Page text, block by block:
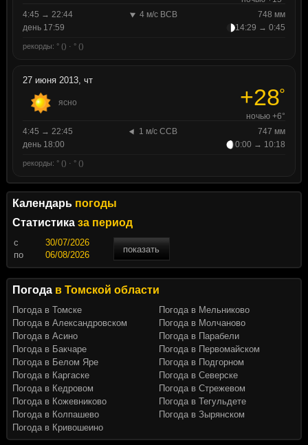
4:45 → 22:44
4 м/с ВСВ
748 мм
день 17:59
14:29 → 0:45
рекорды: ° () · ° ()
27 июня 2013, чт
ясно +28°
ночью +6°
4:45 → 22:45
1 м/с ССВ
747 мм
день 18:00
0:00 → 10:18
рекорды: ° () · ° ()
Календарь погоды
Статистика за период
c
показать
по
Погода в Томской области
Погода в Томске
Погода в Александровском
Погода в Асино
Погода в Бакчаре
Погода в Белом Яре
Погода в Каргаске
Погода в Кедровом
Погода в Кожевниково
Погода в Колпашево
Погода в Кривошеино
Погода в Мельниково
Погода в Молчаново
Погода в Парабели
Погода в Первомайском
Погода в Подгорном
Погода в Северске
Погода в Стрежевом
Погода в Тегульдете
Погода в Зырянском